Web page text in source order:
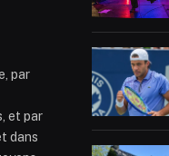
par
et par
dans